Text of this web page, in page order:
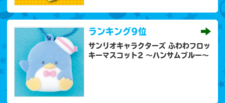
ランキング9位
サンリオキャラクターズ ふわわフロッ
キーマスコット2 ～ハンサムブルー～